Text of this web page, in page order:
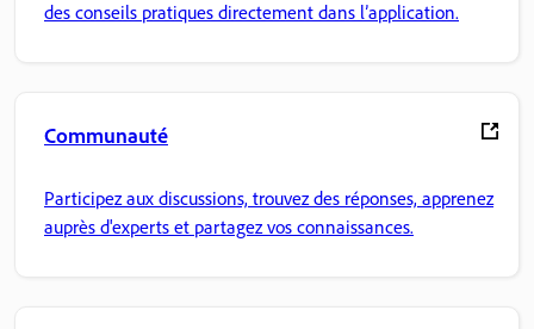
des conseils pratiques directement dans l’application.
Communauté
Participez aux discussions, trouvez des réponses, apprenez
auprès d'experts et partagez vos connaissances.